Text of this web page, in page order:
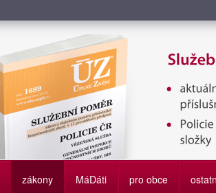
Služební poměr příslušníků bezpečnostních
zákony MáDáti pro obce